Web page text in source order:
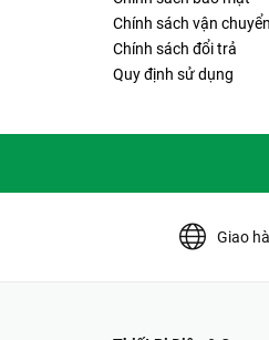
Chính sách vận chuyển
Chính sách đổi trả
Quy định sử dụng
Giao